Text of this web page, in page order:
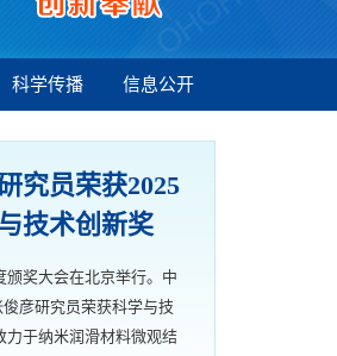
科学传播 信息公开
究员荣获2025
技术创新奖
颁奖大会在北京举行。中
彦研究员荣获科学与技
力于纳米润滑材料微观结